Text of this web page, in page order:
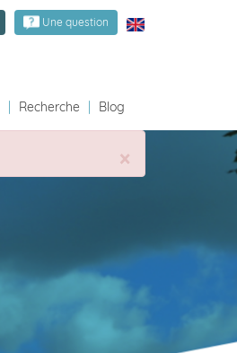
Une question
Recherche Blog
×